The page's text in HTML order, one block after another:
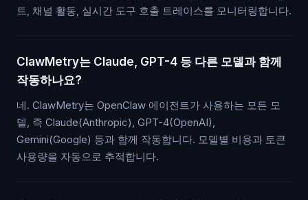
트, 채널 활동, 실시간 도구 호출 트레이스를 모니터링합니다.
ClawMetry는 Claude, GPT-4 등 다른 모델과 함께
작동하나요?
네. ClawMetry는 OpenClaw 에이전트가 사용하는 모든 모
델, 즉 Claude(Anthropic), GPT-4(OpenAI),
Gemini(Google) 등과 함께 작동합니다. 모델별 비용과 토큰
사용량을 자동으로 추적합니다.